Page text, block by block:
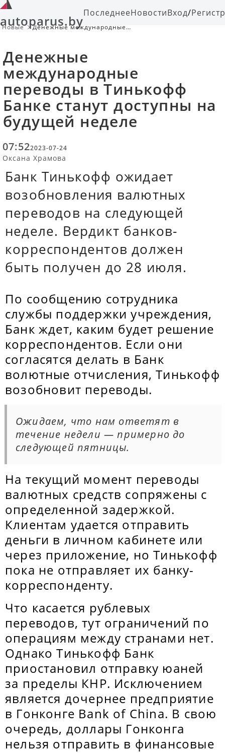
autoparus.byПоследнееНовостиВход/
Новые
Денежные международные
Денежные
международные
переводы в Тинькофф
Банке станут доступны на
будущей неделе
07:522023-07-24
Оксана Храмова
Банк Тинькофф ожидает
возобновления валютных
переводов на следующей
неделе. Вердикт банков-
корреспондентов должен
быть получен до 28 июля.
По сообщению сотрудника
службы поддержки учреждения,
Банк ждет, каким будет решение
корреспондентов. Если они
согласятся делать в Банк
волютные отчисления, Тинькофф
возобновит переводы.
Ожидаем, что нам ответят в
течение недели — примерно до
следующей пятницы.
На текущий момент переводы
валютных средств сопряжены с
определенной задержкой.
Клиентам удается отправить
деньги в личном кабинете или
через приложение, но Тинькофф
пока не отправляет их банку-
корреспонденту.
Что касается рублевых
переводов, тут ограничений по
операциям между странами нет.
Однако Тинькофф Банк
приостановил отправку юаней
за пределы КНР. Исключением
является дочернее предприятие
в Гонконге Bank of China. В свою
очередь, доллары Гонконга
нельзя отправить в финансовые